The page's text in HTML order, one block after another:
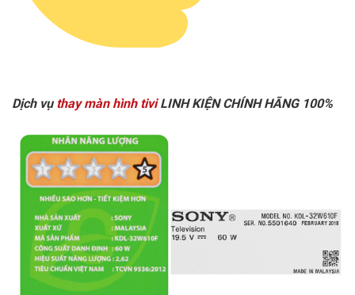
Dịch vụ thay màn hình tiviLINH KIỆN CHÍNH HÃNG 100%